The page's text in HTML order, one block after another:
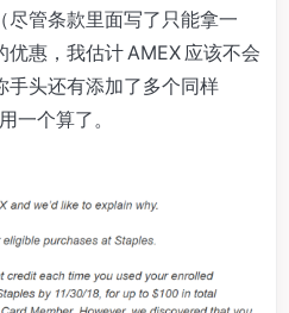
管条款里面写了只能拿一
惠，我估计 AMEX 应该不会
手头还有添加了多个同样
一个算了。